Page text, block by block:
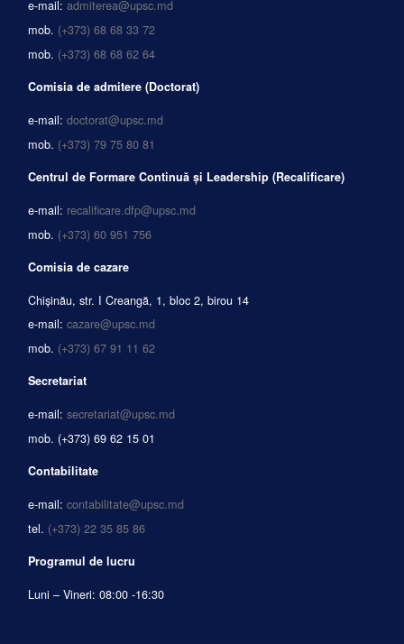
e-mail: admiterea@upsc.md
mob. (+373) 68 68 33 72
mob. (+373) 68 68 62 64
Comisia de admitere (Doctorat)
e-mail: doctorat@upsc.md
mob. (+373) 79 75 80 81
Centrul de Formare Continuă și Leadership (Recalificare)
e-mail: recalificare.dfp@upsc.md
mob. (+373) 60 951 756
Comisia de cazare
Chișinău, str. I Creangă, 1, bloc 2, birou 14
e-mail: cazare@upsc.md
mob. (+373) 67 91 11 62
Secretariat
e-mail: secretariat@upsc.md
mob. (+373) 69 62 15 01
Contabilitate
e-mail: contabilitate@upsc.md
tel. (+373) 22 35 85 86
Programul de lucru
Luni – Vineri: 08:00 -16:30